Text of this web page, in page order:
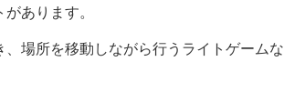
あります。
場所を移動しながら行うライトゲームな